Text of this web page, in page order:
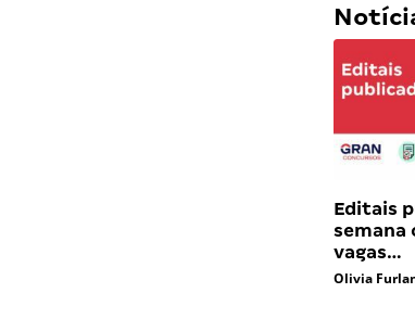
Editais
semana
vagas…
Olivia